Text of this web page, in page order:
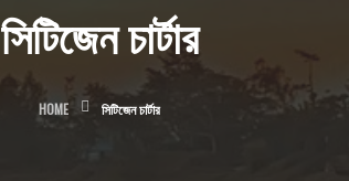
সিটিজেন চার্টার
HOME সিটিজেন চার্টার